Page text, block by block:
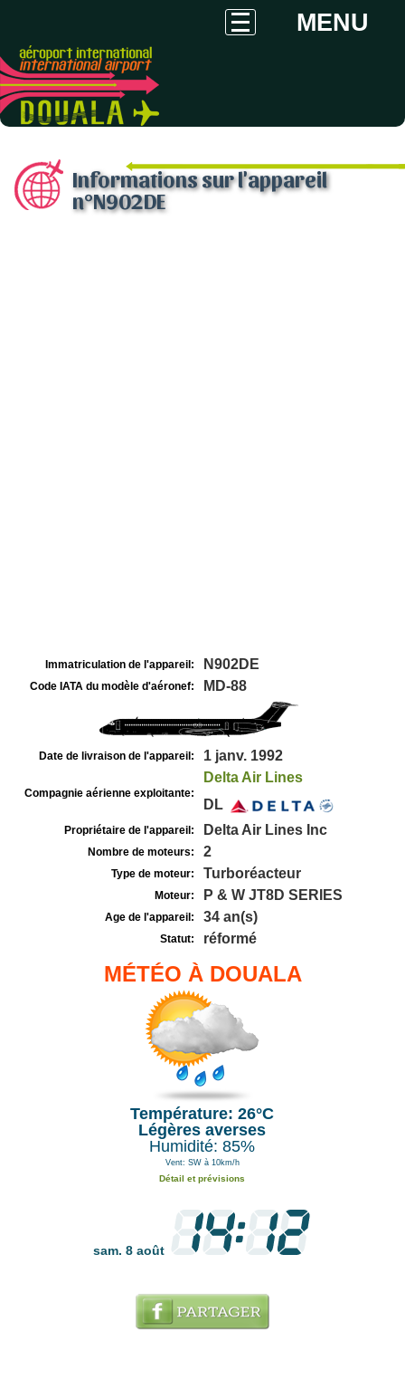
MENU
Informations sur l'appareil
n°N902DE
Immatriculation de l'appareil: N902DE
Code IATA du modèle d'aéronef: MD-88
Date de livraison de l'appareil: 1 janv. 1992
Compagnie aérienne exploitante:
Delta Air Lines
DL
Propriétaire de l'appareil: Delta Air Lines Inc
Nombre de moteurs: 2
Type de moteur: Turboréacteur
Moteur: P & W JT8D SERIES
Age de l'appareil: 34 an(s)
Statut: réformé
MÉTÉO À DOUALA
Température: 26°C
Légères averses
Humidité: 85%
Vent: SW à 10km/h
Détail et prévisions
sam. 8 août